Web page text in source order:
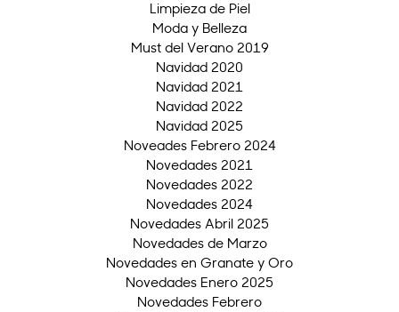
Limpieza de Piel
Moda y Belleza
Must del Verano 2019
Navidad 2020
Navidad 2021
Navidad 2022
Navidad 2025
Noveades Febrero 2024
Novedades 2021
Novedades 2022
Novedades 2024
Novedades Abril 2025
Novedades de Marzo
Novedades en Granate y Oro
Novedades Enero 2025
Novedades Febrero